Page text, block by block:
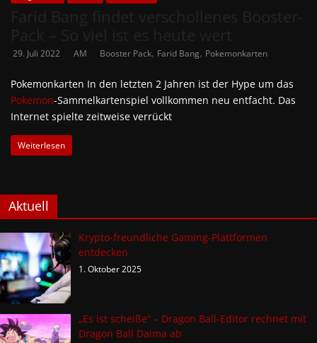
29. Juli 2022 AM Booster Pack, Farid Bang, Pokemonkarten
Pokemonkarten In den letzten 2 Jahren ist der Hype um das
Pokemon-Sammelkartenspiel vollkommen neu entfacht. Das
Internet spielte zeitweise verrückt
Weiterlesen
Aktuell
Krypto-freundliche Gaming-Plattformen
entdecken
1. Oktober 2025
„Es ist scheiße“ – Dragon Ball-Editor rechnet mit
Dragon Ball Daima ab